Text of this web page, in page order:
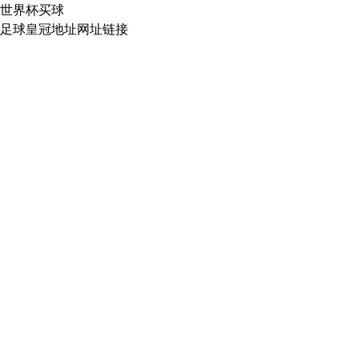
世界杯买球
足球皇冠地址网址链接